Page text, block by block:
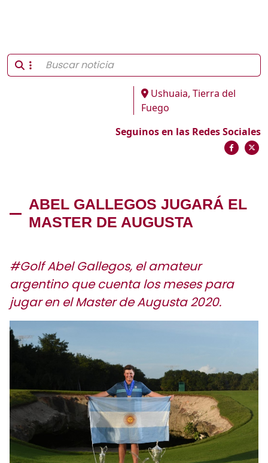
Ushuaia, Tierra del
Fuego
Seguinos en las Redes Sociales
ABEL GALLEGOS JUGARÁ EL
MASTER DE AUGUSTA
#Golf Abel Gallegos, el amateur
argentino que cuenta los meses para
jugar en el Master de Augusta 2020.